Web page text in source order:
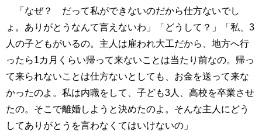
「なぜ？ だって私ができないのだから仕方ないでし
ょ。ありがとうなんて言えないわ」「どうして？」「私、3
人の子どもがいるの。主人は雇われ大工だから、地方へ行
ったら1カ月くらい帰って来ないことは当たり前なの。帰っ
て来られないことは仕方ないとしても、お金を送って来な
かったのよ。私は内職をして、子ども3人、高校を卒業させ
たの。そこで離婚しようと決めたのよ。そんな主人にどう
してありがとうを言わなくてはいけないの」